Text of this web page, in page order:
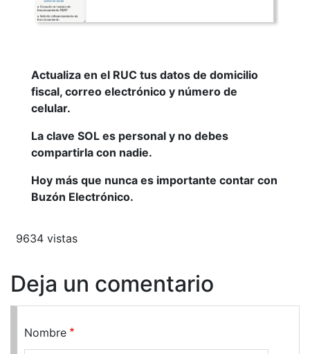
Actualiza en el RUC tus datos de domicilio
fiscal, correo electrónico y número de
celular.
La clave SOL es personal y no debes
compartirla con nadie.
Hoy más que nunca es importante contar con
Buzón Electrónico.
9634 vistas
Deja un comentario
Nombre